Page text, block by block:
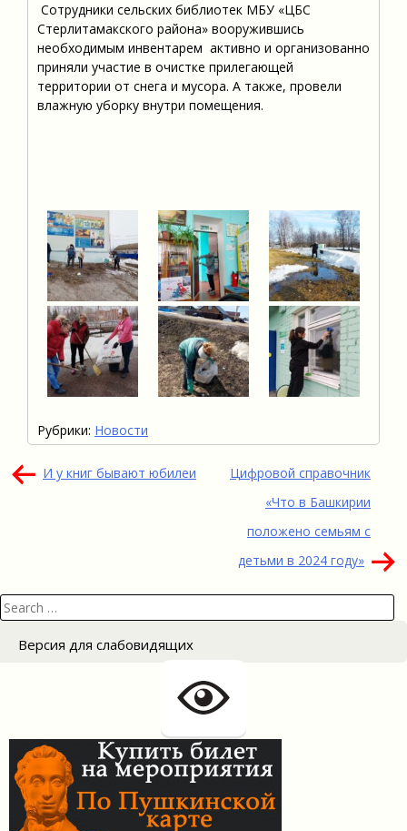
Сотрудники сельских библиотек МБУ «ЦБС
Стерлитамакского района» вооружившись
необходимым инвентарем активно и организованно
приняли участие в очистке прилегающей
территории от снега и мусора. А также, провели
влажную уборку внутри помещения.
Рубрики: Новости
Навигация
И у книг бывают юбилеи
Цифровой справочник
«Что в Башкирии
положено семьям с
детьми в 2024 году»
Search
for:
Версия для слабовидящих